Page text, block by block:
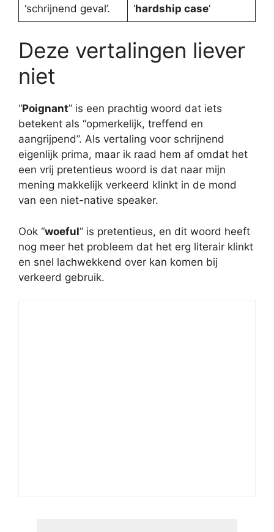
‘schrijnend geval’.
‘hardship case‘
Deze vertalingen liever
niet
“Poignant” is een prachtig woord dat iets
betekent als “opmerkelijk, treffend en
aangrijpend”. Als vertaling voor schrijnend
eigenlijk prima, maar ik raad hem af omdat het
een vrij pretentieus woord is dat naar mijn
mening makkelijk verkeerd klinkt in de mond
van een niet-native speaker.
Ook “woeful” is pretentieus, en dit woord heeft
nog meer het probleem dat het erg literair klinkt
en snel lachwekkend over kan komen bij
verkeerd gebruik.